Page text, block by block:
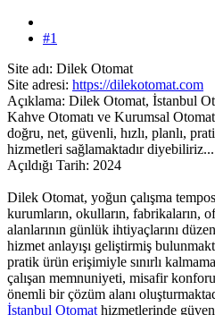
#1
Site adı: Dilek Otomat
Site adresi: https://dilekotomat.com
Açıklama: Dilek Otomat, İstanbul
Kahve Otomatı ve Kurumsal
doğru, net, güvenli, hızlı, planlı,
hizmetleri sağlamaktadır diyebiliriz...
Açıldığı Tarih: 2024
Dilek Otomat, yoğun çalışma
kurumların, okulların, fabrikaların,
alanlarının günlük ihtiyaçlarını
hizmet anlayışı geliştirmiş
pratik ürün erişimiyle sınırlı
çalışan memnuniyeti, misafir
önemli bir çözüm alanı
İstanbul Otomat hizmetlerinde